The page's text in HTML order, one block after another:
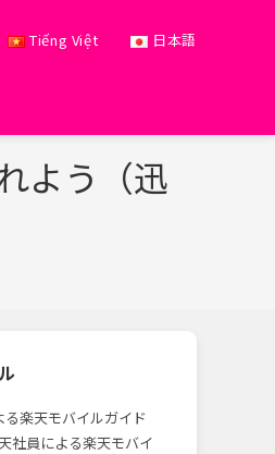
Tiếng Việt 日本語
よう（迅
社員による楽天モバイ